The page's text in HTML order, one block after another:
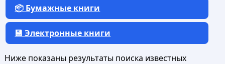
📦 Бумажные книги
💾 Электронные книги
Ниже показаны результаты поиска известных